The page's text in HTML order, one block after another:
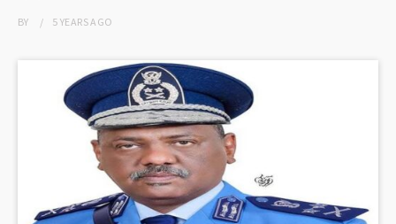
BY 5 YEARSAGO